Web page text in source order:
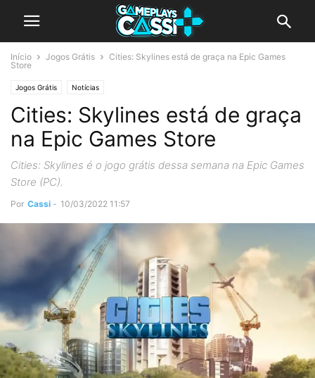
Início Jogos Grátis
Cities: Skylines está de graça na Epic Games
Store
Jogos Grátis Notícias
Cities: Skylines está de graça
na Epic Games Store
Cities: Skylines é o jogo grátis dessa semana na Epic Games
Store (PC).
Por Cassi - 10/03/2022 11:57